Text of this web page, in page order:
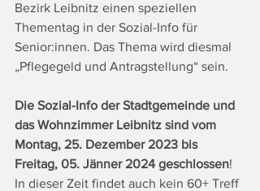
Bezirk Leibnitz einen speziellen
Thementag in der Sozial-Info für
Senior:innen. Das Thema wird diesmal
„Pflegegeld und Antragstellung“ sein.
Die Sozial-Info der Stadtgemeinde und
das Wohnzimmer Leibnitz sind vom
Montag, 25. Dezember 2023 bis
Freitag, 05. Jänner 2024 geschlossen!
In dieser Zeit findet auch kein 60+ Treff